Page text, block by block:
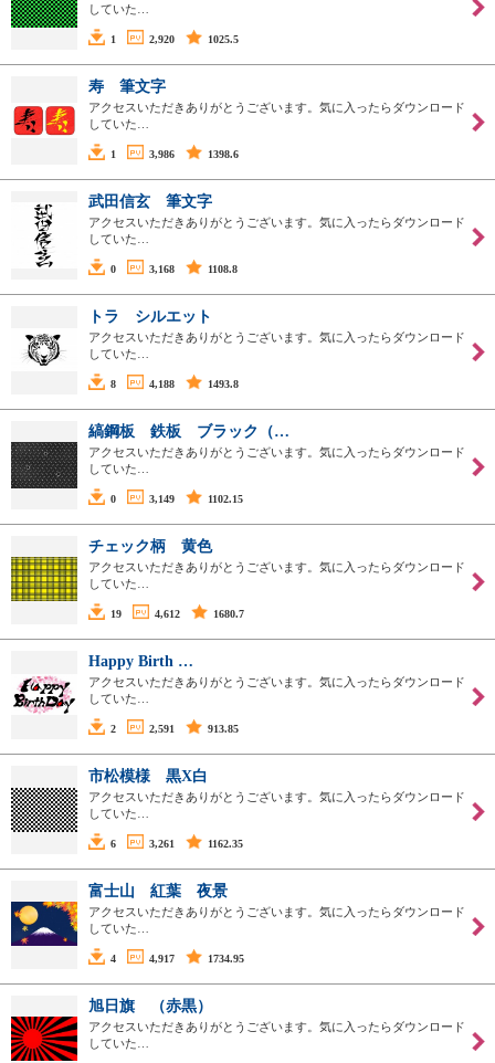
していた…
1 2,920 1025.5
寿 筆文字
アクセスいただきありがとうございます。気に入ったらダウンロード
していた…
1 3,986 1398.6
武田信玄 筆文字
アクセスいただきありがとうございます。気に入ったらダウンロード
していた…
0 3,168 1108.8
トラ シルエット
アクセスいただきありがとうございます。気に入ったらダウンロード
していた…
8 4,188 1493.8
縞鋼板 鉄板 ブラック（…
アクセスいただきありがとうございます。気に入ったらダウンロード
していた…
0 3,149 1102.15
チェック柄 黄色
アクセスいただきありがとうございます。気に入ったらダウンロード
していた…
19 4,612 1680.7
Happy Birth …
アクセスいただきありがとうございます。気に入ったらダウンロード
していた…
2 2,591 913.85
市松模様 黒X白
アクセスいただきありがとうございます。気に入ったらダウンロード
していた…
6 3,261 1162.35
富士山 紅葉 夜景
アクセスいただきありがとうございます。気に入ったらダウンロード
していた…
4 4,917 1734.95
旭日旗 （赤黒）
アクセスいただきありがとうございます。気に入ったらダウンロード
していた…